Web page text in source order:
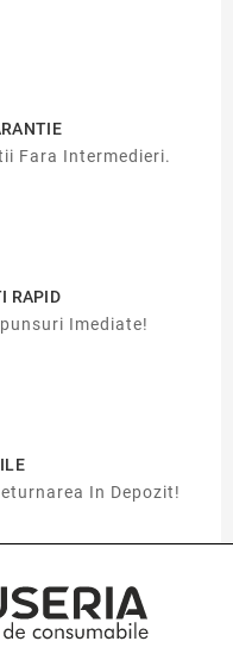
Fara Intermedieri.
RAPID
Imediate!
In Depozit!